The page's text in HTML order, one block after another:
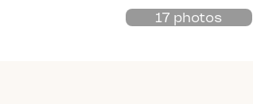
17 photos